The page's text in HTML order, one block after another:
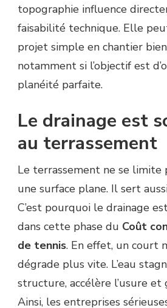
topographie influence
faisabilité technique. Elle
projet simple en chantier
notamment si l’objectif est
planéité parfaite.
Le drainage est
au terrassement
Le terrassement ne se limite
une surface plane. Il sert
C’est pourquoi le drainage
dans cette phase du Coût
de tennis. En effet, un court
dégrade plus vite. L’eau
structure, accélère l’usure
Ainsi, les entreprises